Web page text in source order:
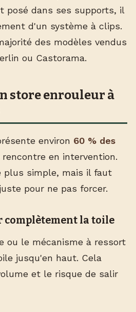
posé dans ses supports, il
d'un système à clips.
des modèles vendus
ou Castorama.
store enrouleur à
environ 60 % des
rencontre en intervention.
plus simple, mais il faut
pour ne pas forcer.
complètement la toile
ou le mécanisme à ressort
jusqu'en haut. Cela
et le risque de salir